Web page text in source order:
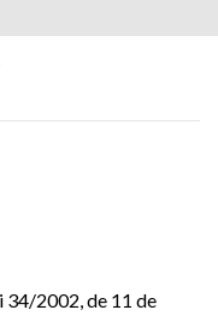
34/2002, de 11 de